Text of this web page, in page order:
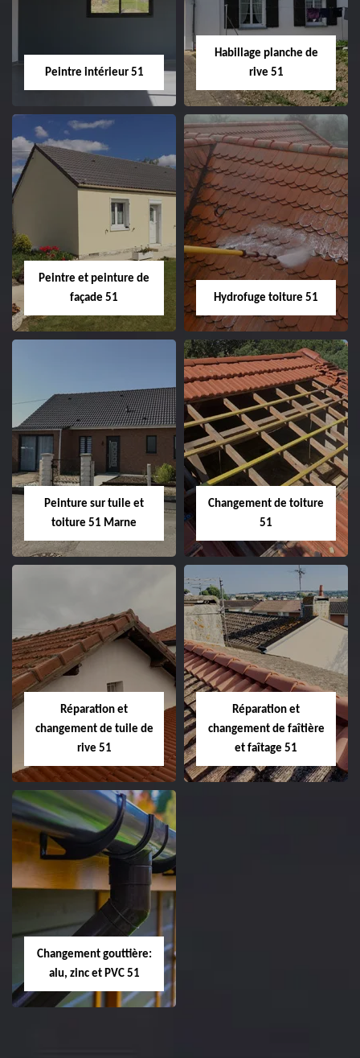
façade 51
Peintre intérieur 51
Peintre intérieur
Habillage planche de
rive 51
Habillage planche
de rive 51
Peintre et peinture de
façade 51
Peintre et peinture
de façade 51
Hydrofuge toiture 51
Hydrofuge toiture
51
Peinture sur tuile et
toiture 51 Marne
Peinture sur tuile
et toiture 51
Marne
Changement de toiture
51
Changement de
toiture 51
Réparation et
changement de tuile de
rive 51
Réparation et
changement de
tuile de rive 51
Réparation et
changement de faîtière
et faîtage 51
Changement gouttière:
alu, zinc et PVC 51